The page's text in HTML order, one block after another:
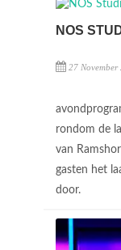
NOS
27 November
rondom de
van
gasten het
door.